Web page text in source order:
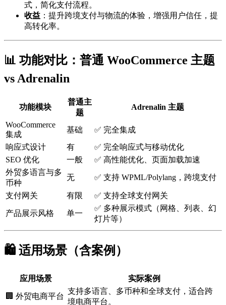
式，简化支付流程。
收益 ：提升跨境支付与物流的体验，增强用户信任，提
高转化率。
📊 功能对比：普通 WooCommerce 主题
vs Adrenalin
功能模块
普通主
题
Adrenalin 主题
WooCommerce
集成
基础
✅ 完全集成
响应式设计
有
✅ 完全响应式与移动优化
SEO 优化
一般
✅ 高性能优化、页面加载加速
外贸多语言与多
币种
无 ✅ 支持 WPML/Polylang，跨境支付
支付网关 有限 ✅ 支持全球支付网关
产品展示风格 单一
✅ 多种展示模式（网格、列表、幻
灯片等）
🛍️ 适用场景（含案例）
应用场景 实际案例
🏢 外贸电商平台
支持多语言、多币种和全球支付，适合跨
境电商平台。